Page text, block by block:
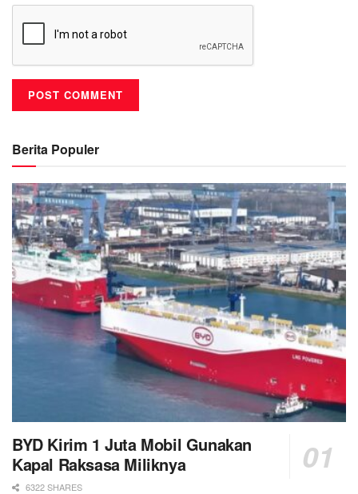
Berita Populer
BYD Kirim 1 Juta Mobil Gunakan
Kapal Raksasa Miliknya
6322 SHARES